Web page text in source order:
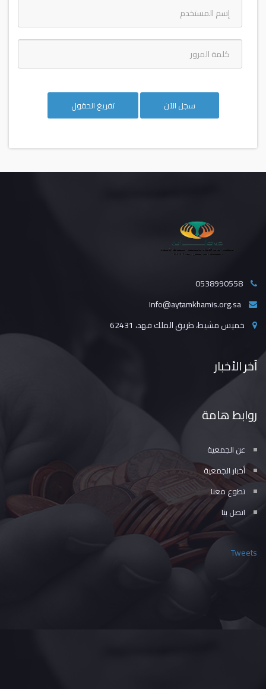
سجل الآن تفريغ الحقول
0538990558‬
Info@aytamkhamis.org.sa
خميس مشيط، طريق الملك فهد، 62431
آخرالأخبار
روابطهامة
عن الجمعية
أخبار الجمعية
تطوع معنا
اتصل بنا
Tweets